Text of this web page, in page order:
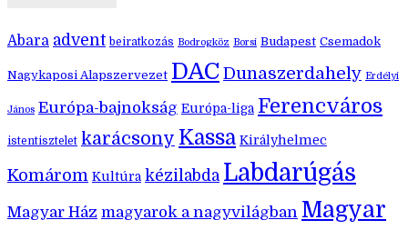
Abara advent beiratkozás Bodrogköz Borsi Budapest Csemadok
Nagykaposi Alapszervezet DACDunaszerdahely Erdélyi
János Európa-bajnokság Európa-liga Ferencváros
istentisztelet karácsony Kassa Királyhelmec
Komárom Kultúra kézilabda Labdarúgás
Magyar Ház magyarok a nagyvilágban Magyar